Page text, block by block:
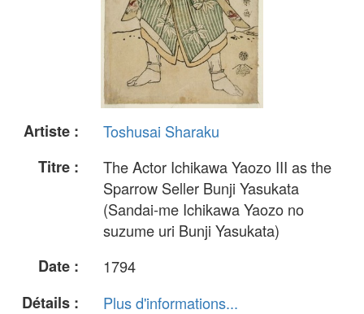
Artiste :
Toshusai Sharaku
Titre :
The Actor Ichikawa Yaozo III as the
Sparrow Seller Bunji Yasukata
(Sandai-me Ichikawa Yaozo no
suzume uri Bunji Yasukata)
Date :
1794
Détails :
Plus d'informations...